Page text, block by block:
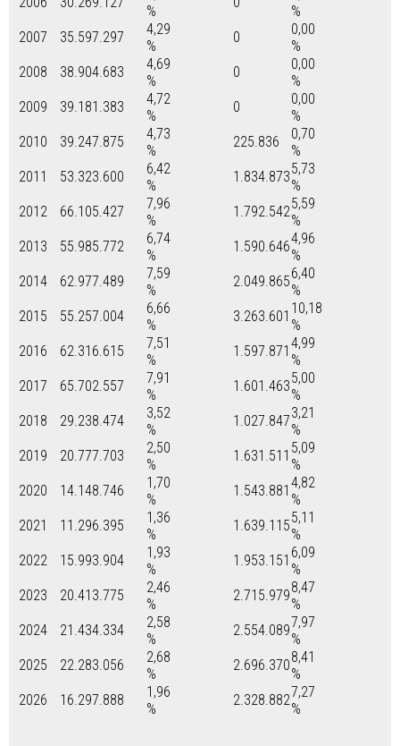
%
%
2007
35.597.297
4,29
%
0
0,00
%
2008
38.904.683
4,69
%
0
0,00
%
2009
39.181.383
4,72
%
0
0,00
%
2010
39.247.875
4,73
%
225.836
0,70
%
2011
53.323.600
6,42
%
1.834.8735,73
%
2012
66.105.427
7,96
%
1.792.5425,59
%
2013
55.985.772
6,74
%
1.590.6464,96
%
2014
62.977.489
7,59
%
2.049.8656,40
%
2015
55.257.004
6,66
%
3.263.601 10,18
%
2016
62.316.615
7,51
%
1.597.871 4,99
%
2017
65.702.557
7,91
%
1.601.4635,00
%
2018
29.238.474
3,52
%
1.027.8473,21
%
2019
20.777.703
2,50
%
1.631.511 5,09
%
2020
14.148.746
1,70
%
1.543.881 4,82
%
2021
11.296.395
1,36
%
1.639.1155,11
%
2022
15.993.904
1,93
%
1.953.151 6,09
%
2023
20.413.775
2,46
%
2.715.9798,47
%
2024
21.434.334
2,58
%
2.554.0897,97
%
2025
22.283.056
2,68
%
2.696.3708,41
%
2026
16.297.888
1,96
%
2.328.8827,27
%